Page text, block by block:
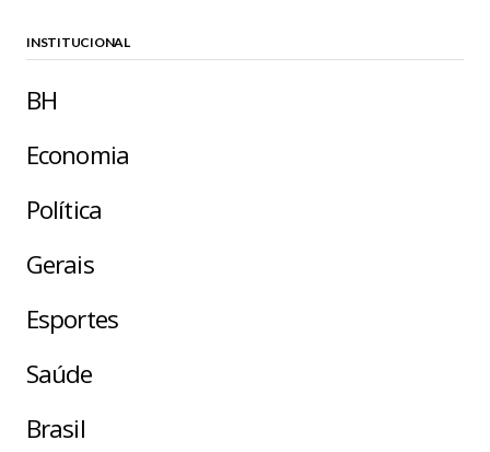
INSTITUCIONAL
BH
Economia
Política
Gerais
Esportes
Saúde
Brasil